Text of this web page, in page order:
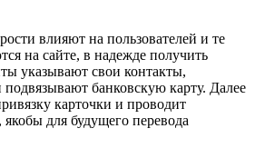
влияют на пользователей и те
на сайте, в надежде получить
указывают свои контакты,
банковскую карту. Далее
карточки и проводит
для будущего перевода